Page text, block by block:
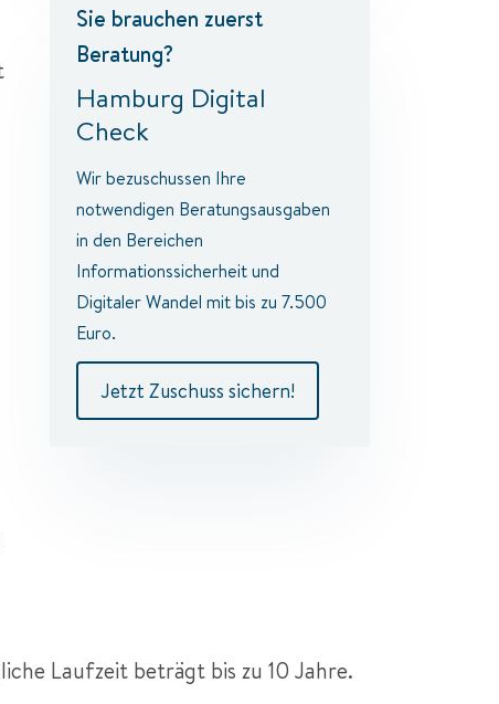
Sie brauchen zuerst
Beratung?
Hamburg Digital
Check
Wir bezuschussen Ihre
notwendigen Beratungsausgaben
in den Bereichen
Informationssicherheit und
Digitaler Wandel mit bis zu 7.500
Euro.
Jetzt Zuschuss sichern!
Laufzeit beträgt bis zu 10 Jahre.